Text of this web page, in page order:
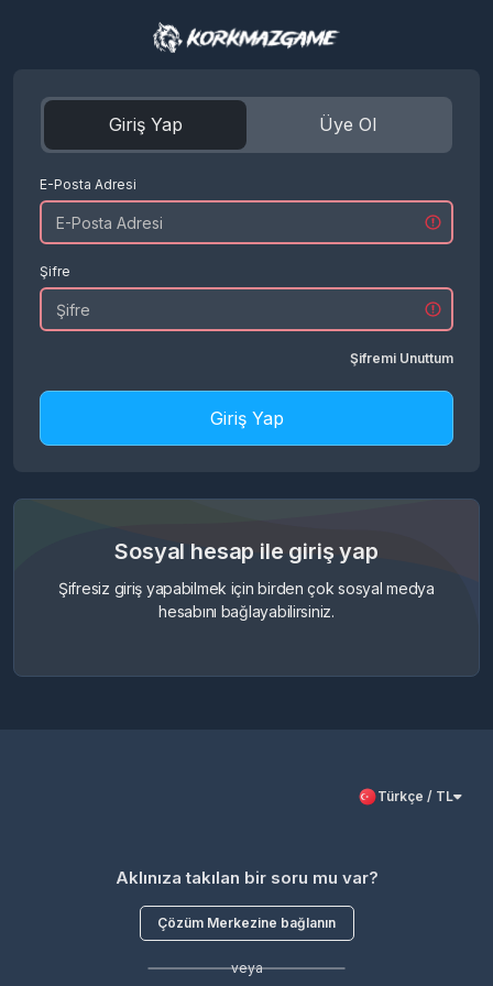
Giriş Yap Üye Ol
E-Posta Adresi
Şifre
Şifremi Unuttum
Giriş Yap
Sosyal hesap ile giriş yap
Şifresiz giriş yapabilmek için birden çok sosyal medya
hesabını bağlayabilirsiniz.
Türkçe / TL
Aklınıza takılan bir soru mu var?
Çözüm Merkezine bağlanın
veya